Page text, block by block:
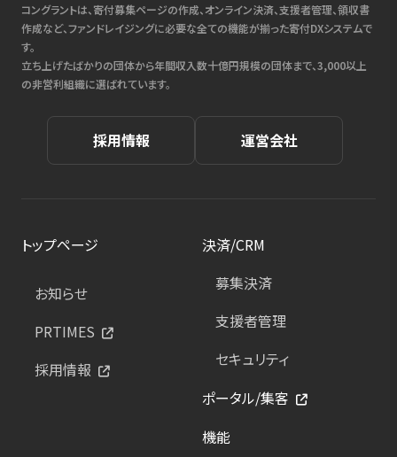
コングラントは、寄付募集ページの作成、オンライン決済、支援者管理、領収書
作成など、ファンドレイジングに必要な全ての機能が揃った寄付DXシステムで
す。
立ち上げたばかりの団体から年間収入数十億円規模の団体まで、3,000以上
の非営利組織に選ばれています。
採用情報 運営会社
トップページ
お知らせ
PRTIMES
採用情報
決済/CRM
募集決済
支援者管理
セキュリティ
ポータル/集客
機能